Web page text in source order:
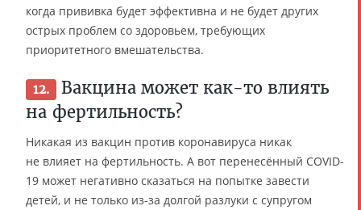
когда прививка будет эффективна и не будет других
острых проблем со здоровьем, требующих
приоритетного вмешательства.
12.
Вакцина может как-то влиять
на фертильность?
Никакая из вакцин против коронавируса никак
не влияет на фертильность. А вот перенесённый COVID-
19 может негативно сказаться на попытке завести
детей, и не только из-за долгой разлуки с супругом